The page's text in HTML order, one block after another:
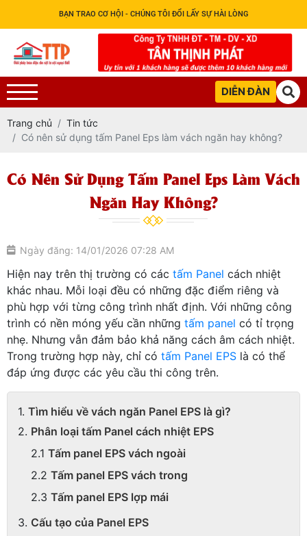
BẠN TRAO CƠ HỘI - CHÚNG TÔI ĐỔI LẤY SỰ HÀI LÒNG
DIỄN ĐÀN
Trang chủ
Tin tức
Có nên sử dụng tấm Panel Eps làm vách ngăn hay không?
Có Nên Sử Dụng Tấm Panel Eps Làm Vách
Ngăn Hay Không?
Ngày đăng: 14/01/2026 07:28 AM
Hiện nay trên thị trường có các tấm Panel cách nhiệt
khác nhau. Mỗi loại đều có những đặc điểm riêng và
phù hợp với từng công trình nhất định. Với những công
trình có nền móng yếu cần những tấm panel có tỉ trọng
nhẹ. Nhưng vẫn đảm bảo khả năng cách âm cách nhiệt.
Trong trường hợp này, chỉ có tấm Panel EPS là có thể
đáp ứng được các yêu cầu thi công trên.
Tìm hiểu về vách ngăn Panel EPS là gì?
Phân loại tấm Panel cách nhiệt EPS
Tấm panel EPS vách ngoài
Tấm panel EPS vách trong
Tấm panel EPS lợp mái
Cấu tạo của Panel EPS